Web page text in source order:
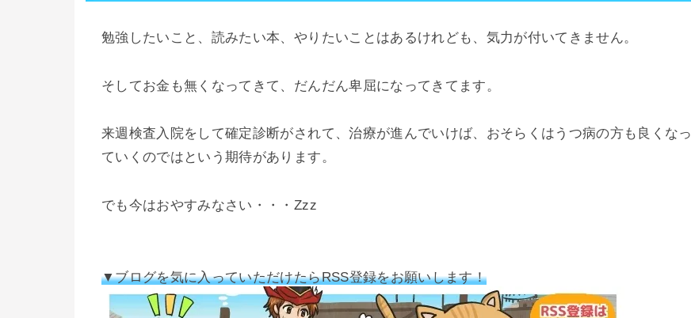
勉強したいこと、読みたい本、やりたいことはあるけれども、気力が付いてきません。
そしてお金も無くなってきて、だんだん卑屈になってきてます。
来週検査入院をして確定診断がされて、治療が進んでいけば、おそらくはうつ病の方も良くなっ
ていくのではという期待があります。
でも今はおやすみなさい・・・Zzz
▼ブログを気に入っていただけたらRSS登録をお願いします！